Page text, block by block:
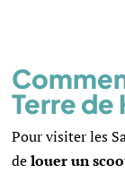
Terre de
Pour visiter les
delouer un